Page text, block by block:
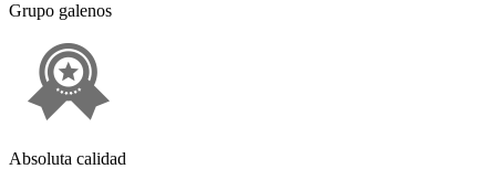
Grupo galenos
Absoluta calidad